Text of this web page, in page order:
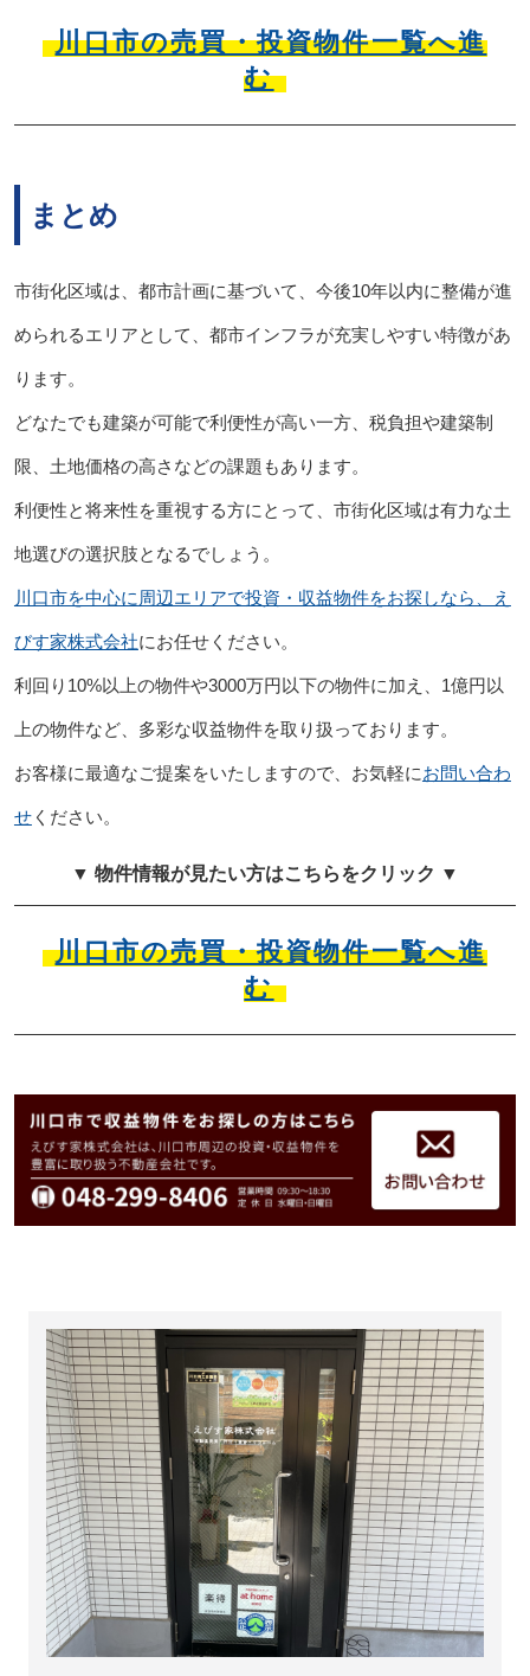
川口市の売買・投資物件一覧へ進
む
まとめ
市街化区域は、都市計画に基づいて、今後10年以内に整備が進
められるエリアとして、都市インフラが充実しやすい特徴があ
ります。
どなたでも建築が可能で利便性が高い一方、税負担や建築制
限、土地価格の高さなどの課題もあります。
利便性と将来性を重視する方にとって、市街化区域は有力な土
地選びの選択肢となるでしょう。
川口市を中心に周辺エリアで投資・収益物件をお探しなら、え
びす家株式会社にお任せください。
利回り10%以上の物件や3000万円以下の物件に加え、1億円以
上の物件など、多彩な収益物件を取り扱っております。
お客様に最適なご提案をいたしますので、お気軽にお問い合わ
せください。
▼ 物件情報が見たい方はこちらをクリック ▼
川口市の売買・投資物件一覧へ進
む